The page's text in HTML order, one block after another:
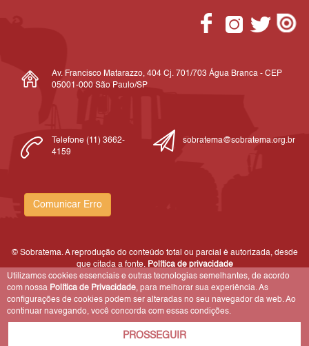
Av. Francisco Matarazzo, 404 Cj. 701/703 Água Branca - CEP
05001-000 São Paulo/SP
Telefone (11) 3662-
4159
sobratema@sobratema.org.br
Comunicar Erro
© Sobratema. A reprodução do conteúdo total ou parcial é autorizada, desde
que citada a fonte. Política de privacidade
Utilizamos cookies essenciais e outras tecnologias semelhantes, de acordo
com nossa Política de Privacidade, para melhorar sua experiência. As
configurações de cookies podem ser alteradas no seu navegador da web. Ao
continuar navegando, você concorda com essas condições.
PROSSEGUIR